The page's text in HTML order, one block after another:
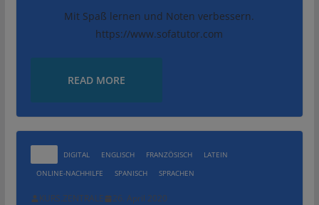
Mit Spaß lernen und Noten verbessern.
https://www.sofatutor.com
READ MORE
DIGITAL ENGLISCH FRANZÖSISCH
LATEIN
ONLINE-NACHHILFE
SPANISCH SPRACHEN
KURS.ZENTRALE 26. April 2020